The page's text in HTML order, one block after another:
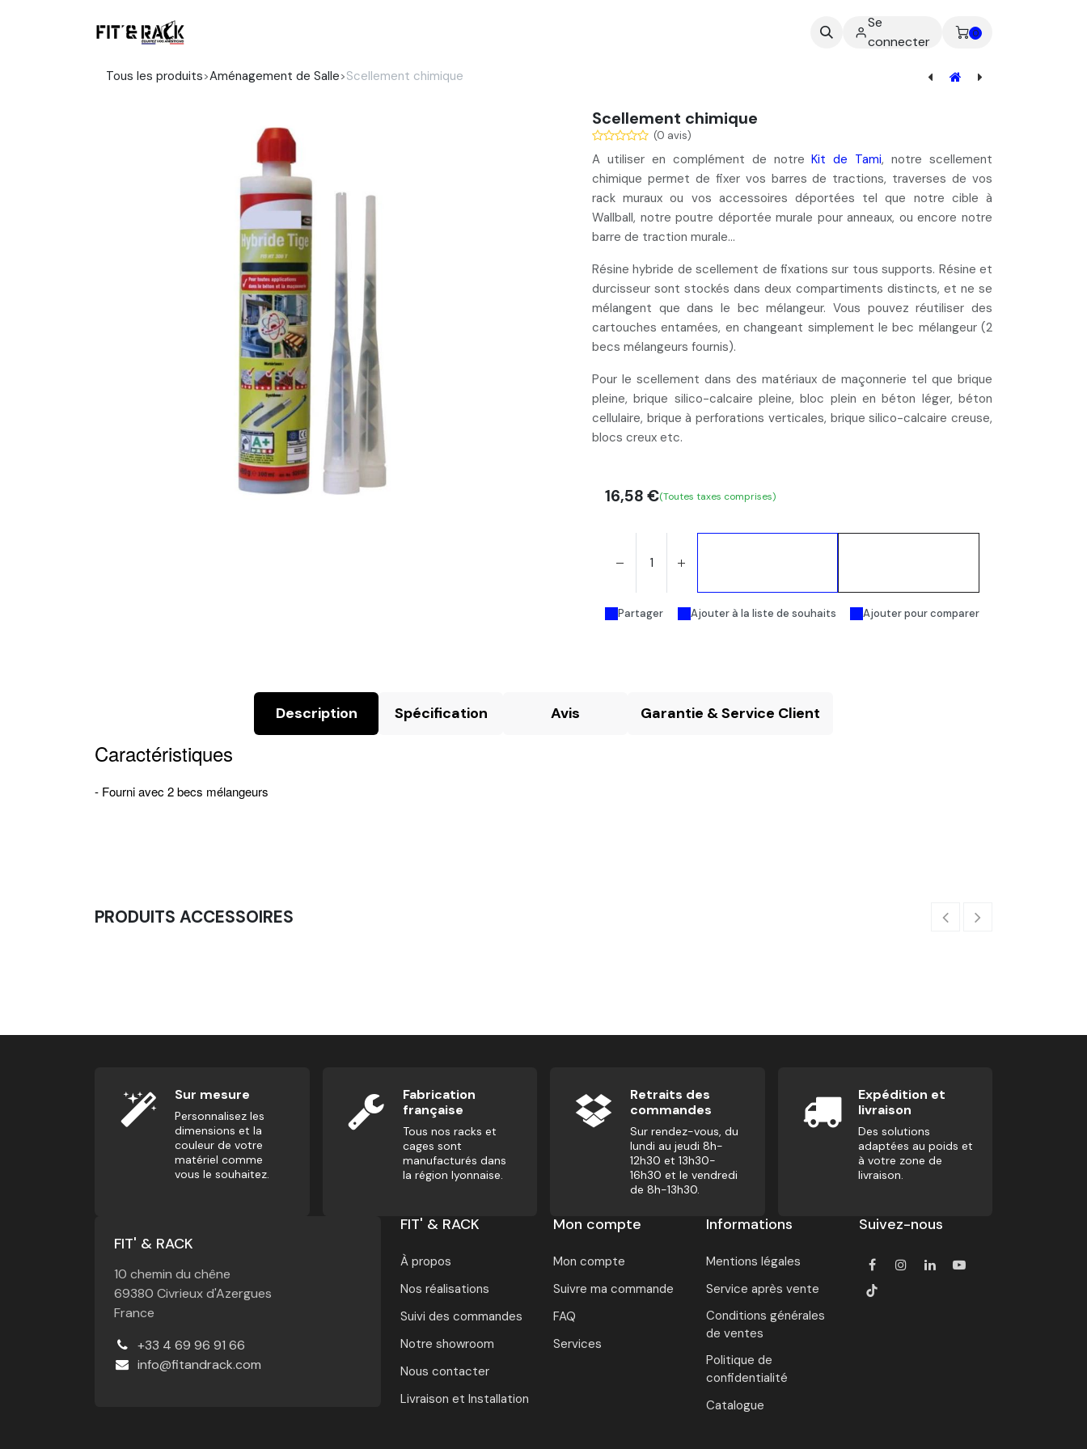
Se
connecter
0
Tous les produits Aménagement de Salle Scellement chimique
Scellement chimique
(0 avis)
A utiliser en complément de notreKit de Tami, notre scellement
chimique permet de fixer vos barres de tractions, traverses de vos
rack muraux ou vos accessoires déportées tel que notre cible à
Wallball, notre poutre déportée murale pour anneaux, ou encore notre
barre de traction murale...
Résine hybride de scellement de fixations sur tous supports. Résine et
durcisseur sont stockés dans deux compartiments distincts, et ne se
mélangent que dans le bec mélangeur. Vous pouvezréutiliser des
cartouches entamées, en changeant simplement le bec mélangeur (2
becs mélangeurs fournis).
Pour le scellement dans des matériaux de maçonnerie tel que brique
pleine, brique silico-calcaire pleine, bloc plein en béton léger, béton
cellulaire, brique à perforations verticales, brique silico-calcaire creuse,
blocs creux etc.
Ajouter pour comparer
Partager Ajouter à la liste de souhaits
16,58 €(Toutes taxes comprises)
Description Spécification Avis Garantie & Service Client
Caractéristiques
- Fourni avec 2 becs mélangeurs
PRODUITS ACCESSOIRES
Sur mesure
Personnalisez les
dimensions et la
couleur de votre
matériel comme
vous le souhaitez.
Fabrication
française
Tous nos racks et
cages sont
manufacturés dans
la région lyonnaise.
Retraits des
commandes
Sur rendez-vous, du
lundi au jeudi 8h-
12h30 et 13h30-
16h30 et le vendredi
de 8h-13h30.
Expédition et
livraison
Des solutions
adaptées au poids et
à votre zone de
livraison.
FIT' & RACK
10 chemin du chêne
69380 Civrieux d'Azergues
France
+33 4 69 96 91 66
info@fitandrack.com
FIT' & RACK
À propos
Nos réalisations
Suivi des commandes
Notre showroom
Nous contacter
Livraison et Installation
Mon compte
Mon compte
Suivre ma commande
FAQ
Services
Informations
Mentions légales
Service après vente
Conditions générales
de ventes
Politique de
confidentialité
Catalogue
Suivez-nous